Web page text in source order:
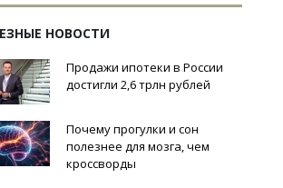
НОВОСТИ
Продажи ипотеки в России
достигли 2,6 трлн рублей
Почему прогулки и сон
полезнее для мозга, чем
кроссворды